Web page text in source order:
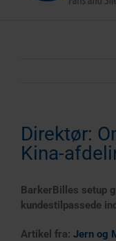
Direktør:
Kina-
BarkerBilles setup
kundestilpassede
Artikel fra: Jern og